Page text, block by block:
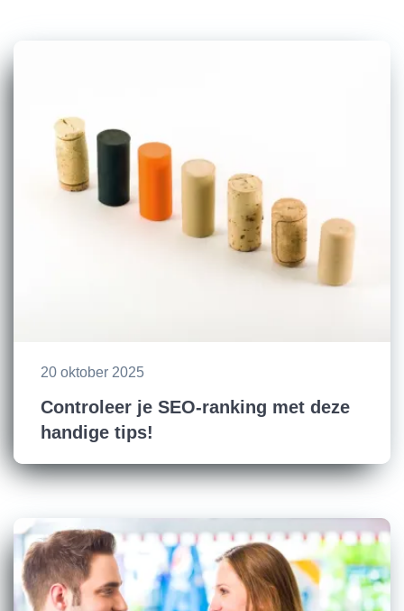
20 oktober 2025
Controleer je SEO-ranking met deze
handige tips!